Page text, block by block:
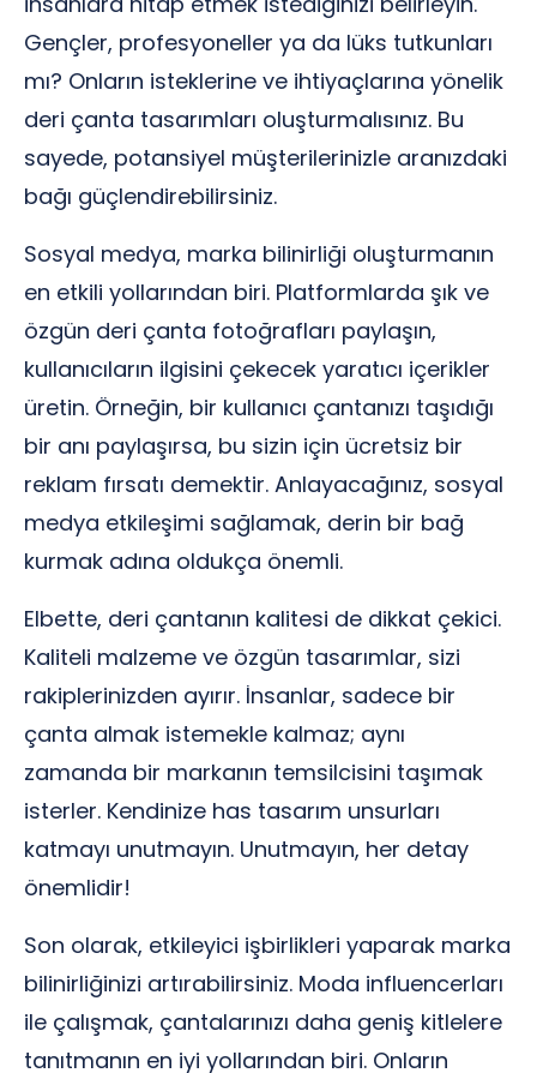
Gençler, profesyoneller ya da lüks tutkunları
mı? Onların isteklerine ve ihtiyaçlarına yönelik
deri çanta tasarımları oluşturmalısınız. Bu
sayede, potansiyel müşterilerinizle aranızdaki
bağı güçlendirebilirsiniz.
Sosyal medya, marka bilinirliği oluşturmanın
en etkili yollarından biri. Platformlarda şık ve
özgün deri çanta fotoğrafları paylaşın,
kullanıcıların ilgisini çekecek yaratıcı içerikler
üretin. Örneğin, bir kullanıcı çantanızı taşıdığı
bir anı paylaşırsa, bu sizin için ücretsiz bir
reklam fırsatı demektir. Anlayacağınız, sosyal
medya etkileşimi sağlamak, derin bir bağ
kurmak adına oldukça önemli.
Elbette, deri çantanın kalitesi de dikkat çekici.
Kaliteli malzeme ve özgün tasarımlar, sizi
rakiplerinizden ayırır. İnsanlar, sadece bir
çanta almak istemekle kalmaz; aynı
zamanda bir markanın temsilcisini taşımak
isterler. Kendinize has tasarım unsurları
katmayı unutmayın. Unutmayın, her detay
önemlidir!
Son olarak, etkileyici işbirlikleri yaparak marka
bilinirliğinizi artırabilirsiniz. Moda influencerları
ile çalışmak, çantalarınızı daha geniş kitlelere
tanıtmanın en iyi yollarından biri. Onların